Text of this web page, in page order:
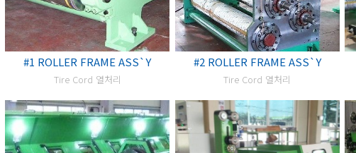
#1 ROLLER FRAME ASS`Y
Tire Cord 열처리
#2 ROLLER FRAME ASS`Y
Tire Cord 열처리